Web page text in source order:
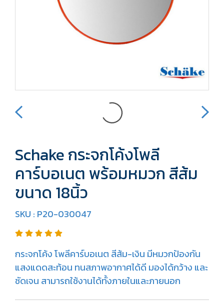
Schake กระจกโค้งโพลี
คาร์บอเนต พร้อมหมวก สีส้ม
ขนาด 18นิ้ว
SKU : P20-030047
กระจกโค้ง โพลีคาร์บอเนต สีส้ม-เงิน มีหมวกป้องกัน
แสงแดดสะท้อน ทนสภาพอากาศได้ดี มองได้กว้าง และ
ชัดเจน สามารถใช้งานได้ทั้งภายในและภายนอก